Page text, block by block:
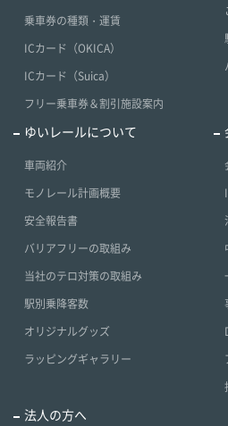
乗車券の種類・運賃
ICカード（OKICA）
ICカード（Suica）
フリー乗車券＆割引施設案内
ゆいレールについて
車両紹介
モノレール計画概要
安全報告書
バリアフリーの取組み
当社のテロ対策の取組み
駅別乗降客数
オリジナルグッズ
ラッピングギャラリー
法人の方へ